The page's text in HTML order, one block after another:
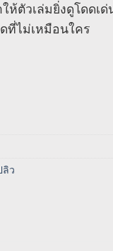
ห้ตัวเล่มยิ่งดูโดดเด่
ที่ไม่เหมือนใคร
ลิว